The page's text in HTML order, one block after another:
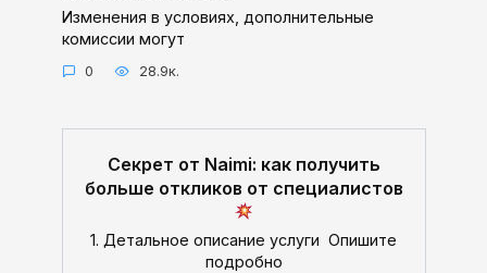
Изменения в условиях, дополнительные
комиссии могут
0 28.9к.
Секрет от Naimi: как получить
больше откликов от специалистов
1. Детальное описание услуги Опишите
подробно